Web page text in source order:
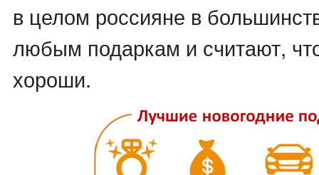
в целом россияне в
любым подаркам и считают,
хороши.